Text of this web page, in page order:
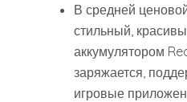
В средней
стильный,
аккумулятором
заряжается,
игровые